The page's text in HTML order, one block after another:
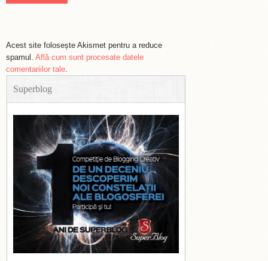
Acest site folosește Akismet pentru a reduce
spamul. Află cum sunt procesate datele
comentariilor tale.
Superblog